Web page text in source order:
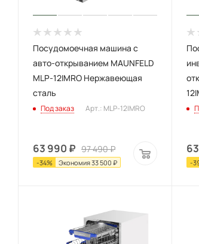
Посудомоечная машина с
авто-открыванием MAUNFELD
MLP-12IMRO Нержавеющая
сталь
Под заказ Арт.: MLP-12IMRO
63 990 ₽ 97 490₽
-34% Экономия33 500 ₽ -